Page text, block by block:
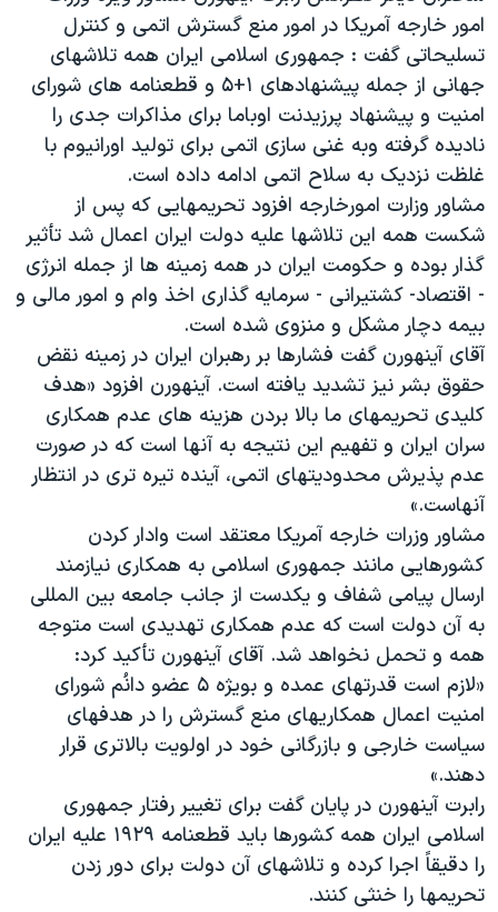
امور خارجه آمریکا در امور منع گسترش اتمی و کنترل
تسلیحاتی گفت : جمهوری اسلامی ایران همه تلاشهای
جهانی از جمله پیشنهادهای ۱+۵ و قطعنامه های شورای
امنیت و پیشنهاد پرزیدنت اوباما برای مذاکرات جدی را
نادیده گرفته وبه غنی سازی اتمی برای تولید اورانیوم با
غلظت نزدیک به سلاح اتمی ادامه داده است.
مشاور وزارت امورخارجه افزود تحریمهایی که پس از
شکست همه این تلاشها علیه دولت ایران اعمال شد تأثیر
گذار بوده و حکومت ایران در همه زمینه ها از جمله انرژی
- اقتصاد- کشتیرانی - سرمایه گذاری اخذ وام و امور مالی و
بیمه دچار مشکل و منزوی شده است.
آقای آینهورن گفت فشارها بر رهبران ایران در زمینه نقض
حقوق بشر نیز تشدید یافته است. آینهورن افزود «هدف
کلیدی تحریمهای ما بالا بردن هزینه های عدم همکاری
سران ایران و تفهیم این نتیجه به آنها است که در صورت
عدم پذیرش محدودیتهای اتمی، آینده تیره تری در انتظار
آنهاست.»
مشاور وزرات خارجه آمریکا معتقد است وادار کردن
کشورهایی مانند جمهوری اسلامی به همکاری نیازمند
ارسال پیامی شفاف و یکدست از جانب جامعه بین المللی
به آن دولت است که عدم همکاری تهدیدی است متوجه
همه و تحمل نخواهد شد. آقای آینهورن تأکید کرد:
«لازم است قدرتهای عمده و بویژه ۵ عضو دانُم شورای
امنیت اعمال همکاریهای منع گسترش را در هدفهای
سیاست خارجی و بازرگانی خود در اولویت بالاتری قرار
دهند.»
رابرت آینهورن در پایان گفت برای تغییر رفتار جمهوری
اسلامی ایران همه کشورها باید قطعنامه ۱۹۲۹ علیه ایران
را دقیقاً اجرا کرده و تلاشهای آن دولت برای دور زدن
تحریمها را خنثی کنند.